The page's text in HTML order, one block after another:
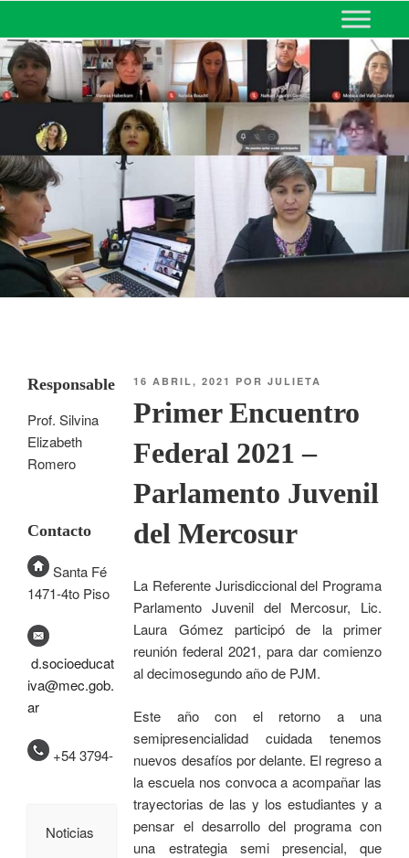
MINISTERIO DE EDUCACIÓN
DE CORRIENTES
16 ABRIL, 2021 PORJULIETA
Primer Encuentro
Federal 2021 –
Parlamento Juvenil
del Mercosur
La Referente Jurisdiccional del Programa
Parlamento Juvenil del Mercosur, Lic.
Laura Gómez participó de la primer
reunión federal 2021, para dar comienzo
al decimosegundo año de PJM.
Este año con el retorno a una
semipresencialidad cuidada tenemos
nuevos desafíos por delante. El regreso a
la escuela nos convoca a acompañar las
trayectorias de las y los estudiantes y a
pensar el desarrollo del programa con
una estrategia semi presencial, que
Responsable
Prof. Silvina
Elizabeth
Romero
Contacto
Santa Fé
1471-4to Piso
d.socioeducat
iva@mec.gob.
ar
+54 3794-
Noticias